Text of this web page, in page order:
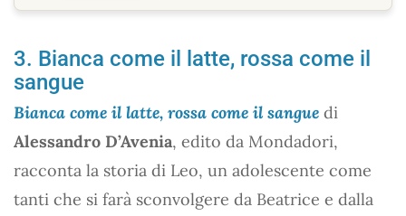
3. Bianca come il latte, rossa come il
sangue
Bianca come il latte, rossa come il sangue di
Alessandro D’Avenia, edito da Mondadori,
racconta la storia di Leo, un adolescente come
tanti che si farà sconvolgere da Beatrice e dalla